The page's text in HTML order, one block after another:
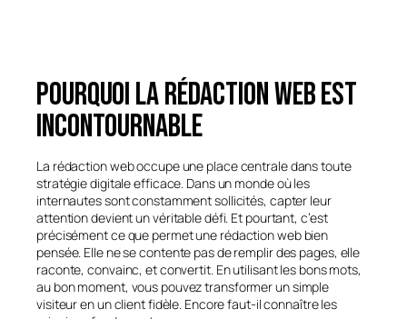
Pourquoi la rédaction web est
incontournable
La rédaction web occupe une place centrale dans toute
stratégie digitale efficace. Dans un monde où les
internautes sont constamment sollicités, capter leur
attention devient un véritable défi. Et pourtant, c’est
précisément ce que permet une rédaction web bien
pensée. Elle ne se contente pas de remplir des pages, elle
raconte, convainc, et convertit. En utilisant les bons mots,
au bon moment, vous pouvez transformer un simple
visiteur en un client fidèle. Encore faut-il connaître les